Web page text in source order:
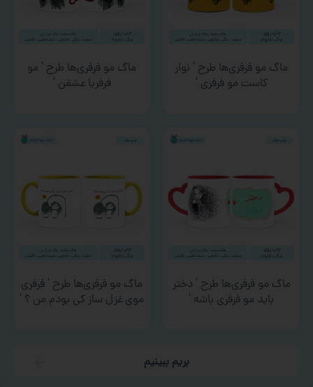
ماگ مو فرفری‌ها طرح ‘ نوار
کاست مو فرفری ‘
ماگ مو فرفری‌ها طرح ‘ مو
فرفریا عشقن ‘
ماگ مو فرفری‌ها طرح ‘ دختر
باید مو فرفری باشه ‘
ماگ مو فرفری‌ها طرح ‘ فرفری
موی غزل ساز کی بودم من ؟ ‘
بریم ببینیم